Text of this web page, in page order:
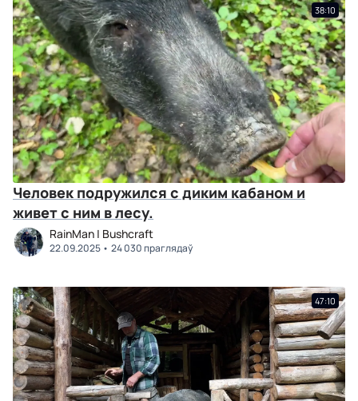
38:10
Человек подружился с диким кабаном и
живет с ним в лесу.
RainMan | Bushcraft
22.09.2025 24 030 праглядаў
47:10